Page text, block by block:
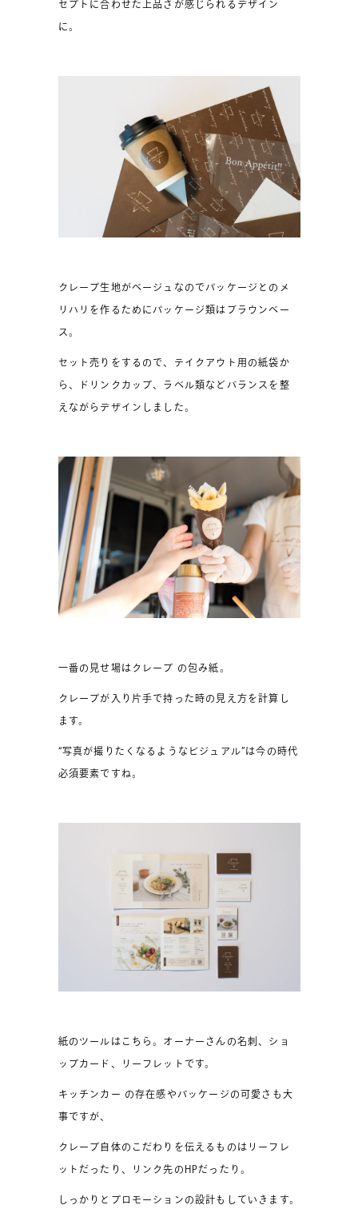
セプトに合わせた上品さが感じられるデザイン
に。
クレープ生地がベージュなのでパッケージとのメ
リハリを作るためにパッケージ類はブラウンベー
ス。
セット売りをするので、テイクアウト用の紙袋か
ら、ドリンクカップ、ラベル類などバランスを整
えながらデザインしました。
一番の見せ場はクレープ の包み紙。
クレープが入り片手で持った時の見え方を計算し
ます。
“写真が撮りたくなるようなビジュアル”は今の時代
必須要素ですね。
紙のツールはこちら。オーナーさんの名刺、ショ
ップカード、リーフレットです。
キッチンカー の存在感やパッケージの可愛さも大
事ですが、
クレープ自体のこだわりを伝えるものはリーフレ
ットだったり、リンク先のHPだったり。
しっかりとプロモーションの設計もしていきます。